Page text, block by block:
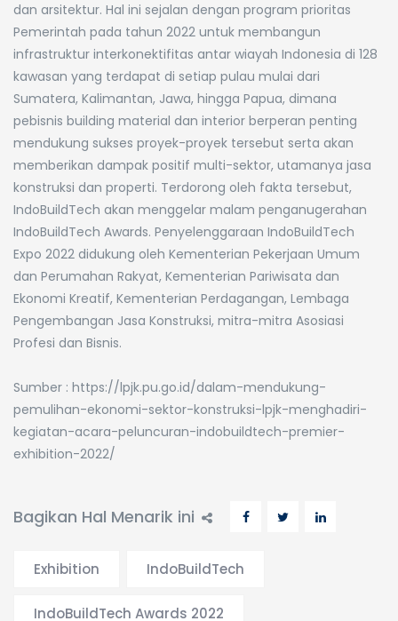
dan arsitektur. Hal ini sejalan dengan program prioritas
Pemerintah pada tahun 2022 untuk membangun
infrastruktur interkonektifitas antar wiayah Indonesia di 128
kawasan yang terdapat di setiap pulau mulai dari
Sumatera, Kalimantan, Jawa, hingga Papua, dimana
pebisnis building material dan interior berperan penting
mendukung sukses proyek-proyek tersebut serta akan
memberikan dampak positif multi-sektor, utamanya jasa
konstruksi dan properti. Terdorong oleh fakta tersebut,
IndoBuildTech akan menggelar malam penganugerahan
IndoBuildTech Awards. Penyelenggaraan IndoBuildTech
Expo 2022 didukung oleh Kementerian Pekerjaan Umum
dan Perumahan Rakyat, Kementerian Pariwisata dan
Ekonomi Kreatif, Kementerian Perdagangan, Lembaga
Pengembangan Jasa Konstruksi, mitra-mitra Asosiasi
Profesi dan Bisnis.
Sumber : https://lpjk.pu.go.id/dalam-mendukung-
pemulihan-ekonomi-sektor-konstruksi-lpjk-menghadiri-
kegiatan-acara-peluncuran-indobuildtech-premier-
exhibition-2022/
Bagikan Hal Menarik ini
Exhibition IndoBuildTech
IndoBuildTech Awards 2022